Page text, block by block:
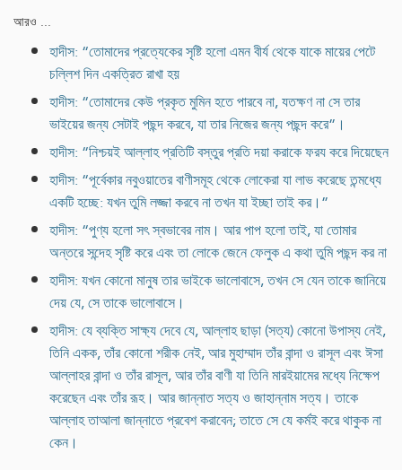
আরও ...
হাদীস: “তোমাদের প্রত্যেকের সৃষ্টি হলো এমন বীর্য থেকে যাকে মায়ের পেটে
চল্লিশ দিন একত্রিত রাখা হয়
হাদীস: “তোমাদের কেউ প্রকৃত মুমিন হতে পারবে না, যতক্ষণ না সে তার
ভাইয়ের জন্য সেটাই পছন্দ করবে, যা তার নিজের জন্য পছন্দ করে”।
হাদীস: “নিশ্চয়ই আল্লাহ প্রতিটি বস্তুর প্রতি দয়া করাকে ফরয করে দিয়েছেন
হাদীস: “পূর্বেকার নবুওয়াতের বাণীসমূহ থেকে লোকেরা যা লাভ করেছে তন্মধ্যে
একটি হচ্ছে: যখন তুমি লজ্জা করবে না তখন যা ইচ্ছা তাই কর।”
হাদীস: “পুণ্য হলো সৎ স্বভাবের নাম। আর পাপ হলো তাই, যা তোমার
অন্তরে সন্দেহ সৃষ্টি করে এবং তা লোকে জেনে ফেলুক এ কথা তুমি পছন্দ কর না
হাদীস: যখন কোনো মানুষ তার ভাইকে ভালোবাসে, তখন সে যেন তাকে জানিয়ে
দেয় যে, সে তাকে ভালোবাসে।
হাদীস: যে ব্যক্তি সাক্ষ্য দেবে যে, আল্লাহ ছাড়া (সত্য) কোনো উপাস্য নেই,
তিনি একক, তাঁর কোনো শরীক নেই, আর মুহাম্মাদ তাঁর বান্দা ও রাসূল এবং ঈসা
আল্লাহর বান্দা ও তাঁর রাসূল, আর তাঁর বাণী যা তিনি মারইয়ামের মধ্যে নিক্ষেপ
করেছেন এবং তাঁর রূহ। আর জান্নাত সত্য ও জাহান্নাম সত্য। তাকে
আল্লাহ তাআলা জান্নাতে প্রবেশ করাবেন; তাতে সে যে কর্মই করে থাকুক না
কেন।